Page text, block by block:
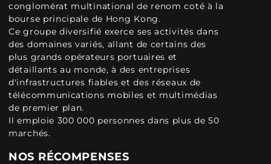
conglomérat multinational de renom coté à la
bourse principale de Hong Kong.
Ce groupe diversifié exerce ses activités dans
des domaines variés, allant de certains des
plus grands opérateurs portuaires et
détaillants au monde, à des entreprises
d'infrastructures fiables et des réseaux de
télécommunications mobiles et multimédias
de premier plan.
Il emploie 300 000 personnes dans plus de 50
marchés.
NOS RÉCOMPENSES